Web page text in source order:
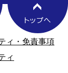
ィ・免責事項
ィ